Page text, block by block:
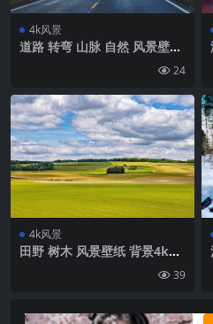
4k风景
道路 转弯 山脉 自然 风景壁纸
24
4k风景
田野 树木 风景壁纸 背景4k高
39